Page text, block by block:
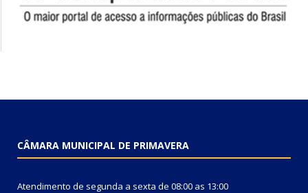
CÂMARA MUNICIPAL DE PRIMAVERA
Atendimento de segunda a sexta de 08:00 as 13:00